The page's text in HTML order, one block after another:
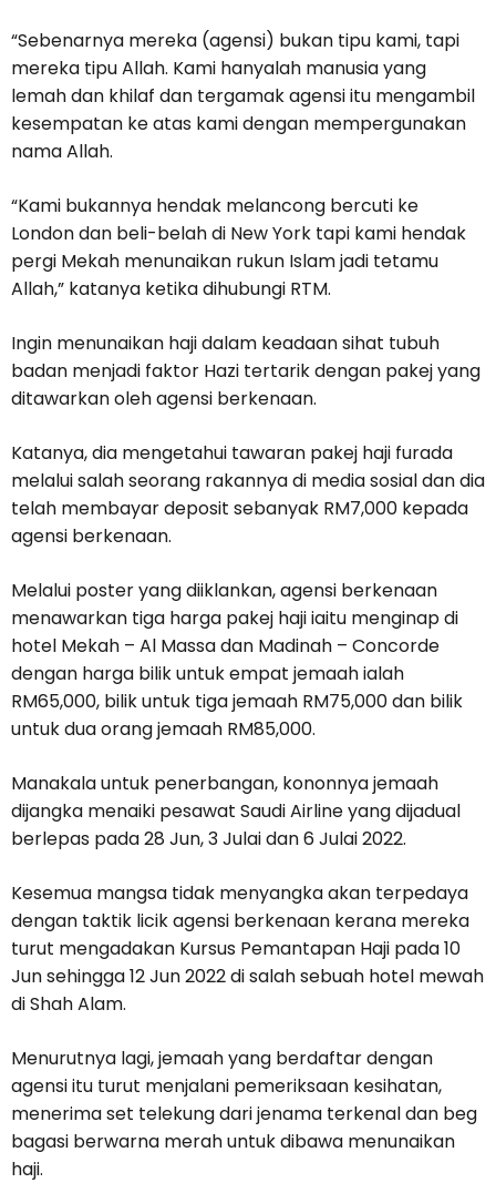
“Sebenarnya mereka (agensi) bukan tipu kami, tapi
mereka tipu Allah. Kami hanyalah manusia yang
lemah dan khilaf dan tergamak agensi itu mengambil
kesempatan ke atas kami dengan mempergunakan
nama Allah.
“Kami bukannya hendak melancong bercuti ke
London dan beli-belah di New York tapi kami hendak
pergi Mekah menunaikan rukun Islam jadi tetamu
Allah,” katanya ketika dihubungi RTM.
Ingin menunaikan haji dalam keadaan sihat tubuh
badan menjadi faktor Hazi tertarik dengan pakej yang
ditawarkan oleh agensi berkenaan.
Katanya, dia mengetahui tawaran pakej haji furada
melalui salah seorang rakannya di media sosial dan dia
telah membayar deposit sebanyak RM7,000 kepada
agensi berkenaan.
Melalui poster yang diiklankan, agensi berkenaan
menawarkan tiga harga pakej haji iaitu menginap di
hotel Mekah – Al Massa dan Madinah – Concorde
dengan harga bilik untuk empat jemaah ialah
RM65,000, bilik untuk tiga jemaah RM75,000 dan bilik
untuk dua orang jemaah RM85,000.
Manakala untuk penerbangan, kononnya jemaah
dijangka menaiki pesawat Saudi Airline yang dijadual
berlepas pada 28 Jun, 3 Julai dan 6 Julai 2022.
Kesemua mangsa tidak menyangka akan terpedaya
dengan taktik licik agensi berkenaan kerana mereka
turut mengadakan Kursus Pemantapan Haji pada 10
Jun sehingga 12 Jun 2022 di salah sebuah hotel mewah
di Shah Alam.
Menurutnya lagi, jemaah yang berdaftar dengan
agensi itu turut menjalani pemeriksaan kesihatan,
menerima set telekung dari jenama terkenal dan beg
bagasi berwarna merah untuk dibawa menunaikan
haji.